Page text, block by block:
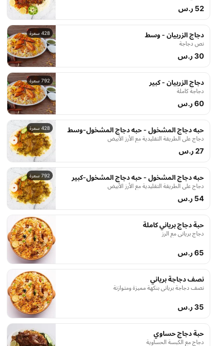
52 ر.س
428 سعرة دجاج الزربيان - وسط
نص دجاجة
30 ر.س
792 سعرة دجاج الزربيان - كبير
دجاجة كاملة
60 ر.س
428 سعرة حبه دجاج المشخول - حبه دجاج المشخول-وسط
دجاج على الطريقة التقليدية مع الأرز الأبيض
27 ر.س
792 سعرة حبه دجاج المشخول - حبه دجاج المشخول-كبير
دجاج على الطريقة التقليدية مع الأرز الأبيض
54 ر.س
حبة دجاج برياني كاملة
دجاج برياني مع الرز
65 ر.س
نصف دجاجة برياني
نصف دجاجة برياني بنكهة مميزة ومتوازنة
35 ر.س
حبة دجاج حساوي
دجاج مع الكبسة الحساوية